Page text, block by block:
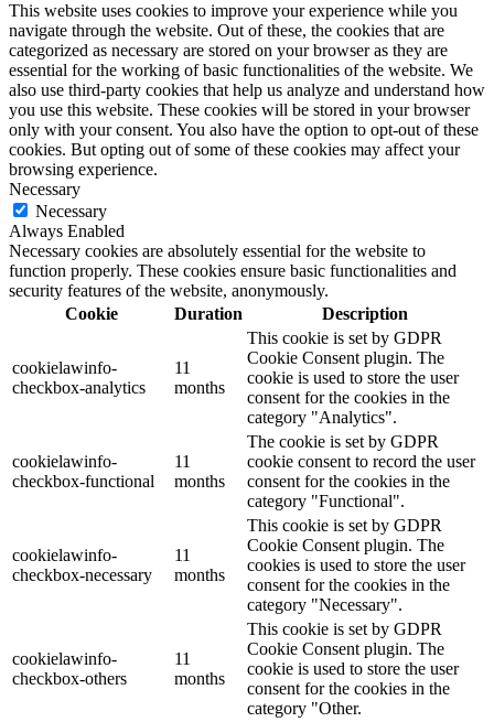
This website uses cookies to improve your experience while you
navigate through the website. Out of these, the cookies that are
categorized as necessary are stored on your browser as they are
essential for the working of basic functionalities of the website. We
also use third-party cookies that help us analyze and understand how
you use this website. These cookies will be stored in your browser
only with your consent. You also have the option to opt-out of these
cookies. But opting out of some of these cookies may affect your
browsing experience.
Necessary
Necessary
Always Enabled
Necessary cookies are absolutely essential for the website to
function properly. These cookies ensure basic functionalities and
security features of the website, anonymously.
Cookie
Duration Description
cookielawinfo-
checkbox-analytics
11
months
This cookie is set by GDPR
Cookie Consent plugin. The
cookie is used to store the user
consent for the cookies in the
category "Analytics".
cookielawinfo-
checkbox-functional
11
months
The cookie is set by GDPR
cookie consent to record the user
consent for the cookies in the
category "Functional".
cookielawinfo-
checkbox-necessary
11
months
This cookie is set by GDPR
Cookie Consent plugin. The
cookies is used to store the user
consent for the cookies in the
category "Necessary".
cookielawinfo-
checkbox-others
11
months
This cookie is set by GDPR
Cookie Consent plugin. The
cookie is used to store the user
consent for the cookies in the
category "Other.